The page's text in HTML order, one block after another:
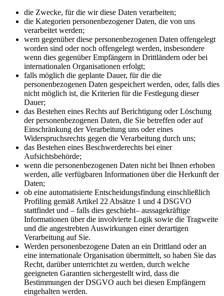
die Zwecke, für die wir diese Daten verarbeiten;
die Kategorien personenbezogener Daten, die von uns
verarbeitet werden;
wem gegenüber diese personenbezogenen Daten offengelegt
worden sind oder noch offengelegt werden, insbesondere
wenn dies gegenüber Empfängern in Drittländern oder bei
internationalen Organisationen erfolgt;
falls möglich die geplante Dauer, für die die
personenbezogenen Daten gespeichert werden, oder, falls dies
nicht möglich ist, die Kriterien für die Festlegung dieser
Dauer;
das Bestehen eines Rechts auf Berichtigung oder Löschung
der personenbezogenen Daten, die Sie betreffen oder auf
Einschränkung der Verarbeitung uns oder eines
Widerspruchsrechts gegen die Verarbeitung durch uns;
das Bestehen eines Beschwerderechts bei einer
Aufsichtsbehörde;
wenn die personenbezogenen Daten nicht bei Ihnen erhoben
werden, alle verfügbaren Informationen über die Herkunft der
Daten;
ob eine automatisierte Entscheidungsfindung einschließlich
Profiling gemäß Artikel 22 Absätze 1 und 4 DSGVO
stattfindet und – falls dies geschieht– aussagekräftige
Informationen über die involvierte Logik sowie die Tragweite
und die angestrebten Auswirkungen einer derartigen
Verarbeitung auf Sie.
Werden personenbezogene Daten an ein Drittland oder an
eine internationale Organisation übermittelt, so haben Sie das
Recht, darüber unterrichtet zu werden, durch welche
geeigneten Garantien sichergestellt wird, dass die
Bestimmungen der DSGVO auch bei diesen Empfängern
eingehalten werden.